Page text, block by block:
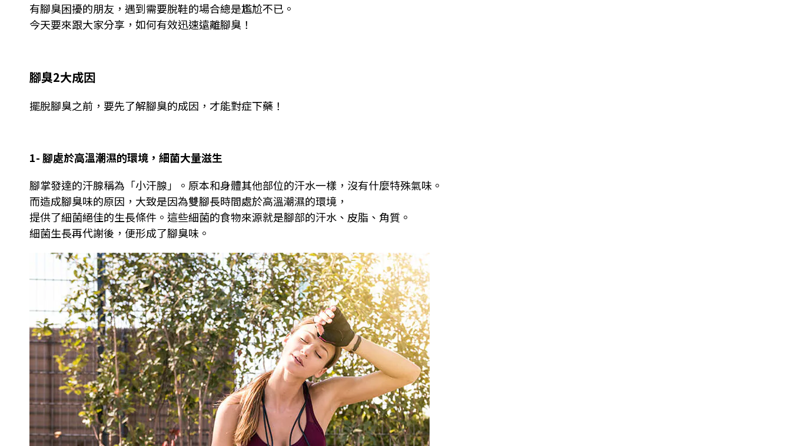
有腳臭困擾的朋友，遇到需要脫鞋的場合總是尷尬不已。
今天要來跟大家分享，如何有效迅速遠離腳臭！
腳臭2大成因
擺脫腳臭之前，要先了解腳臭的成因，才能對症下藥！
1- 腳處於高溫潮濕的環境，細菌大量滋生
腳掌發達的汗腺稱為「小汗腺」。 原本和身體其他部位的汗水一樣，沒有什麼特殊氣味。
而造成腳臭味的原因，大致是因為雙腳長時間處於高溫潮濕的環境，
提供了細菌絕佳的生長條件。這些細菌的食物來源就是腳部的汗水、皮脂、角質。
細菌生長再代謝後，便形成了腳臭味。